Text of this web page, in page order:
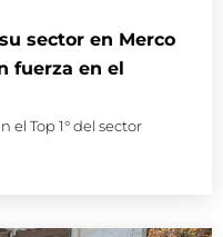
sector en Merco
fuerza en el
el Top 1° del sector